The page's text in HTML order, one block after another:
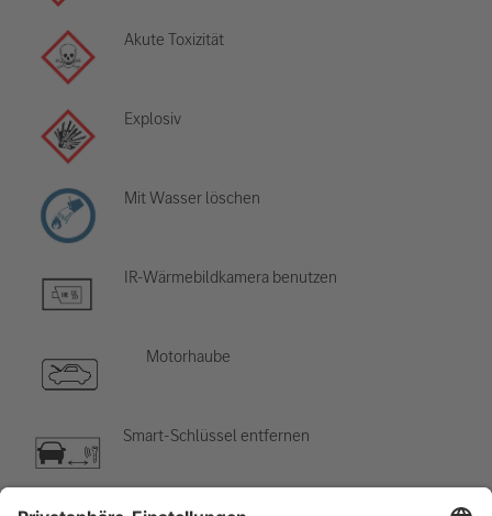
Akute Toxizität
Explosiv
Mit Wasser löschen
IR-Wärmebildkamera benutzen
Motorhaube
Smart-Schlüssel entfernen